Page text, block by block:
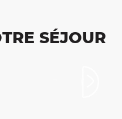
SÉJOUR